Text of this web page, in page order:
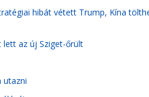
hibát vétett Trump, Kína
lett az új Sziget-őrült
utazni